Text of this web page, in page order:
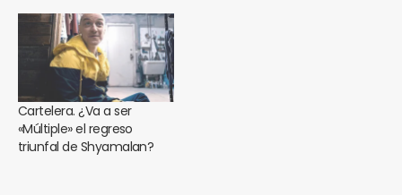
Cartelera. ¿Va a ser
«Múltiple» el regreso
triunfal de Shyamalan?